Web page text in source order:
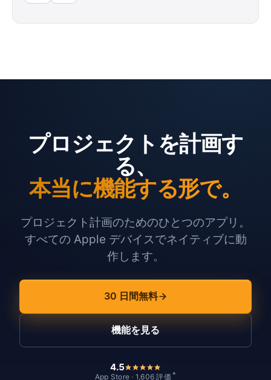
プロジェクトを計画す
る、
本当に機能する形で。
プロジェクト計画のためのひとつのアプリ。
すべての Apple デバイスでネイティブに動
作します。
30 日間無料
機能を見る
4.5
App Store · 1,606 評価 *